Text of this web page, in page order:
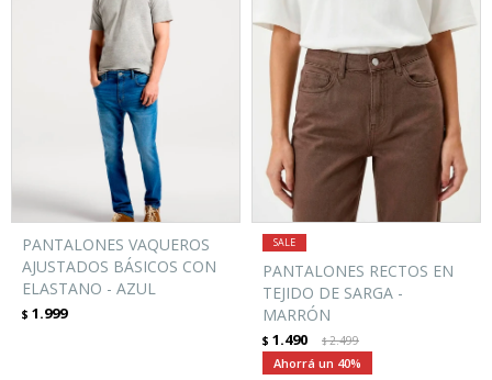
PANTALONES VAQUEROS
AJUSTADOS BÁSICOS CON
ELASTANO - AZUL
$ 1.999
PANTALONES RECTOS EN
TEJIDO DE SARGA -
MARRÓN
$ 1.490 $2.499
40